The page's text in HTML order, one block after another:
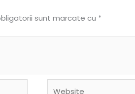
sunt marcate cu *